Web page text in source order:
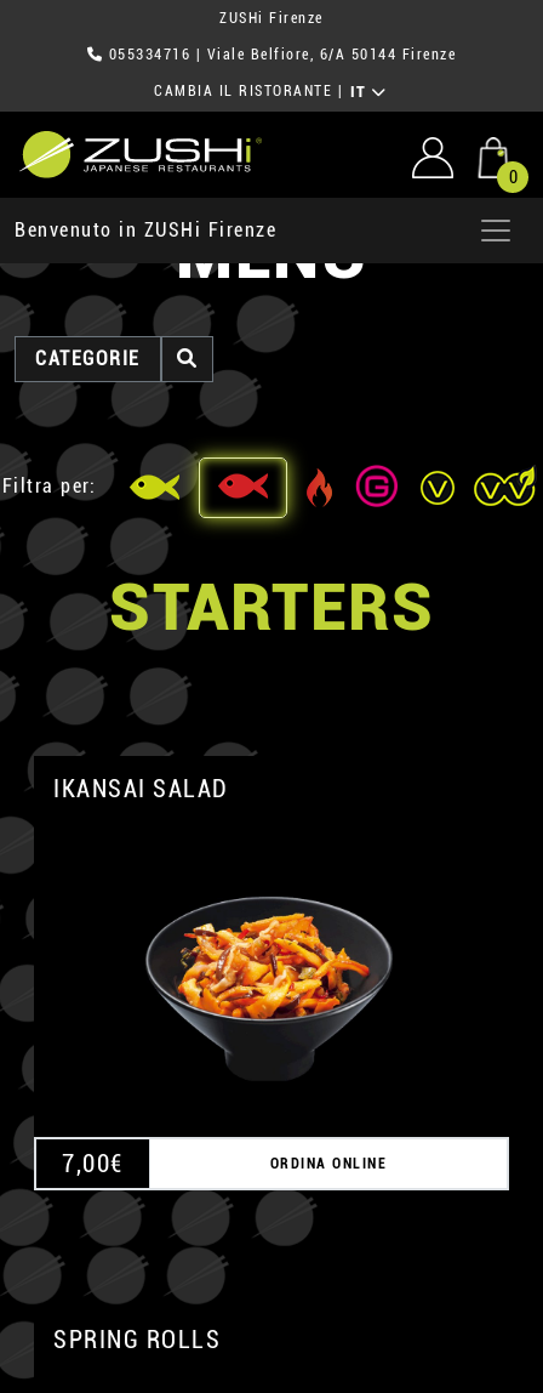
ZUSHi Firenze
055334716 | Viale Belfiore, 6/A 50144 Firenze
CAMBIA IL RISTORANTE IT
0
Benvenuto in ZUSHi Firenze
MENU
CATEGORIE
Filtra per:
STARTERS
IKANSAI SALAD
7,00€ ORDINA ONLINE
SPRING ROLLS